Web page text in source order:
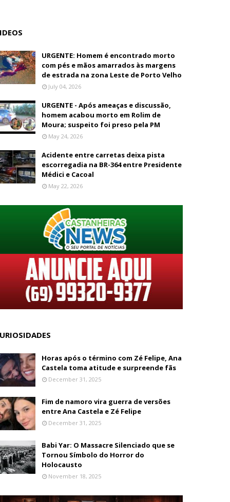
URGENTE: Homem é encontrado morto
com pés e mãos amarrados às margens
de estrada na zona Leste de Porto Velho
July 04, 2026
URGENTE - Após ameaças e discussão,
homem acabou morto em Rolim de
Moura; suspeito foi preso pela PM
May 24, 2026
Acidente entre carretas deixa pista
escorregadia na BR-364 entre Presidente
Médici e Cacoal
May 22, 2026
Horas após o término com Zé Felipe, Ana
Castela toma atitude e surpreende fãs
December 31, 2025
Fim de namoro vira guerra de versões
entre Ana Castela e Zé Felipe
December 31, 2025
Babi Yar: O Massacre Silenciado que se
Tornou Símbolo do Horror do
Holocausto
November 18, 2025